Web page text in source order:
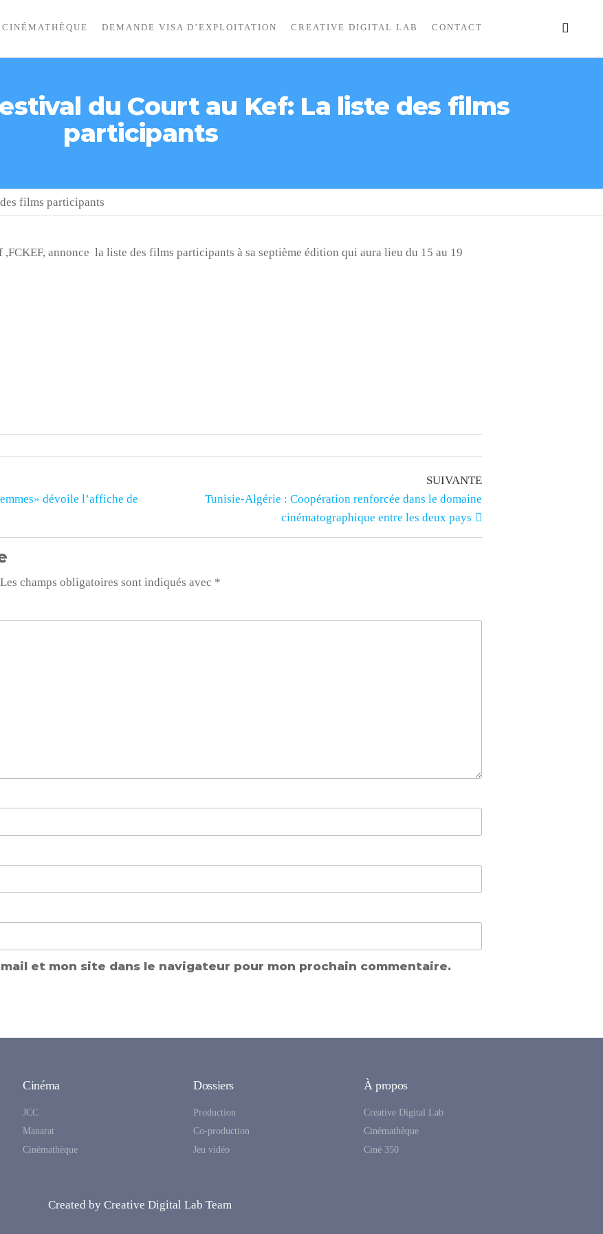
CINÉMATHÈQUE DEMANDE VISA D’EXPLOITATION CREATIVE DIGITAL LAB CONTACT
du Court au Kef: La liste des films
participants
films participants
annonce la liste des films participants à sa septième édition qui aura lieu du 15 au 19
dévoile l’affiche de
SUIVANTE
Tunisie-Algérie : Coopération renforcée dans le domaine
cinématographique entre les deux pays
Les champs obligatoires sont indiqués avec *
et mon site dans le navigateur pour mon prochain commentaire.
Cinéma
JCC
Manarat
Cinémathèque
Dossiers
Production
Co-production
Jeu vidéo
À propos
Creative Digital Lab
Cinémathèque
Ciné 350
Created by Creative Digital Lab Team